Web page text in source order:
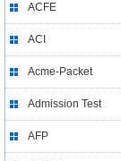
ACFE
ACI
Acme-Packet
Admission Test
AFP